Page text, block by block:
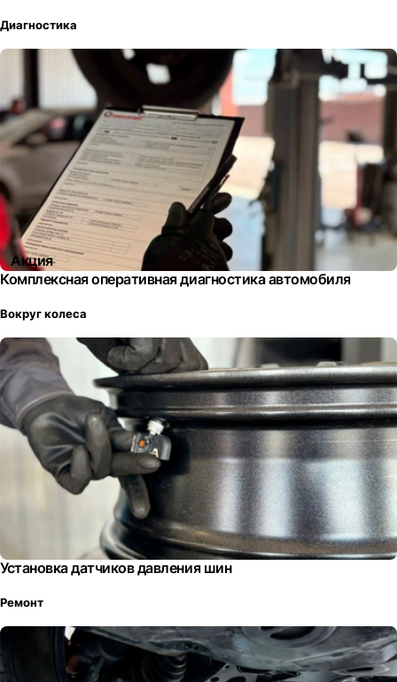
Диагностика
Акция
Комплексная оперативная диагностика автомобиля
Вокруг колеса
Установка датчиков давления шин
Ремонт